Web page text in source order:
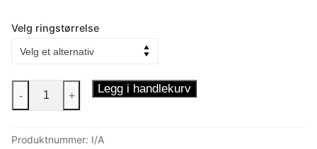
Velg ringstørrelse
Ring
La
- + Legg i handlekurv
Produktnummer: I/A